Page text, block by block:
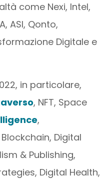
come Nexi, Intel,
ASI, Qonto,
Digitale e
in particolare,
, NFT, Space
,
Digital
& Publishing,
Digital Health,